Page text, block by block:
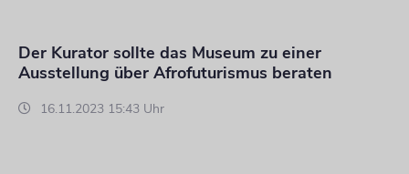
Der Kurator sollte das Museum zu einer
Ausstellung über Afrofuturismus beraten
16.11.2023 15:43 Uhr